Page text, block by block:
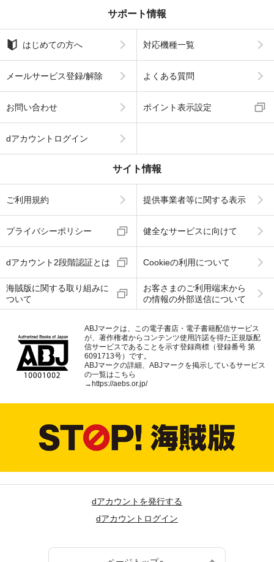
サポート情報
はじめての方へ 対応機種一覧
メールサービス登録/解除 よくある質問
お問い合わせ ポイント表示設定
dアカウントログイン
サイト情報
ご利用規約 提供事業者等に関する表示
プライバシーポリシー 健全なサービスに向けて
dアカウント2段階認証とは Cookieの利用について
海賊版に関する取り組みに
ついて
お客さまのご利用端末から
の情報の外部送信について
ABJマークは、この電子書店・電子書籍配信サービス
が、著作権者からコンテンツ使用許諾を得た正規版配
信サービスであることを示す登録商標（登録番号 第
6091713号）です。
ABJマークの詳細、ABJマークを掲示しているサービス
の一覧はこちら
→ https://aebs.or.jp/
dアカウントを発行する
dアカウントログイン